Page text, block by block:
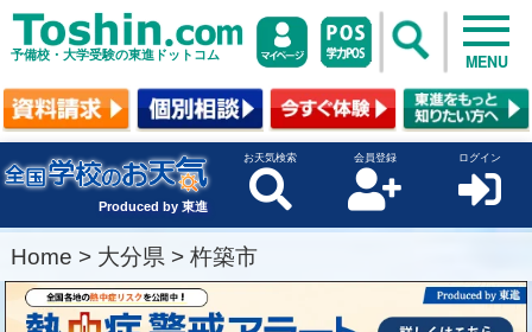
予備校・大学受験の東進ドットコム MENU
Produced by 東進
お天気検索 会員登録 ログイン
Home > 大分県 > 杵築市